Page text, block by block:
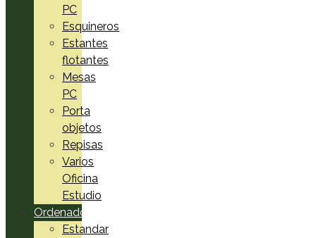
PC
Esquineros
Estantes
flotantes
Mesas
PC
Porta
objetos
Repisas
Varios
Oficina
Estudio
Ordenadores
Estandar